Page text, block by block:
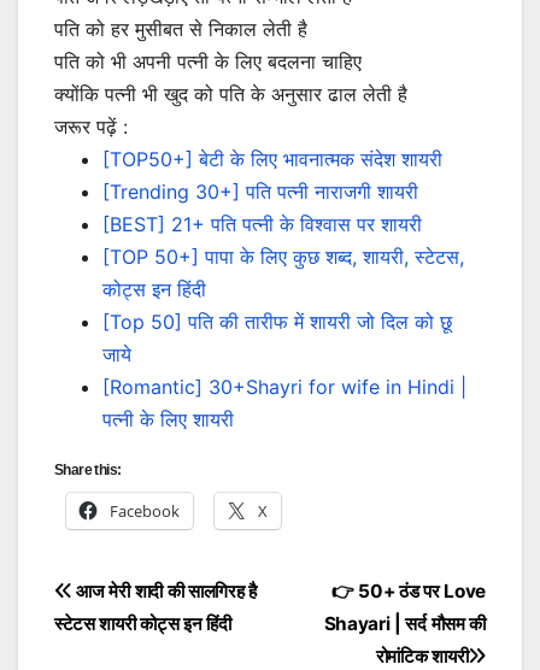
पति को हर मुसीबत से निकाल लेती है
पति को भी अपनी पत्नी के लिए बदलना चाहिए
क्योंकि पत्नी भी खुद को पति के अनुसार ढाल लेती है
जरूर पढ़ें :
[TOP50+] बेटी के लिए भावनात्मक संदेश शायरी
[Trending 30+] पति पत्नी नाराजगी शायरी
[BEST] 21+ पति पत्नी के विश्वास पर शायरी
[TOP 50+] पापा के लिए कुछ शब्द, शायरी, स्टेटस,
कोट्स इन हिंदी
[Top 50] पति की तारीफ में शायरी जो दिल को छू
जाये
[Romantic] 30+Shayri for wife in Hindi |
पत्नी के लिए शायरी
Share this:
Facebook X
Post
navigation
👉 50+ ठंड पर Love
Shayari | सर्द मौसम की
रोमांटिक शायरी
आज मेरी शादी की सालगिरह है
स्टेटस शायरी कोट्स इन हिंदी